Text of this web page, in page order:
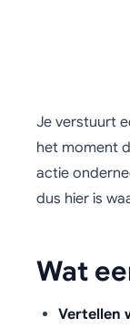
Je verstuurt
het moment
actie
dus hier is
Wat
Vertellen